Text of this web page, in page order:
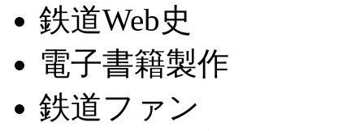
鉄道Web史
電子書籍製作
鉄道ファン